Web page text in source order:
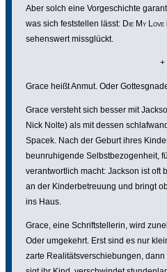
Aber solch eine Vorge­schichte
was sich fest­stellen lässt: Die My Love
sehens­wert miss­glückt.
+
Grace heißt Anmut. Oder
Grace versteht sich besser mit
Nick Nolte) als mit dessen
Spacek. Nach der Geburt ihres
beun­ru­hi­gende Selbst­be­zo­gen­heit,
verant­wort­lich macht: Jackson ist oft
an der Kinder­be­treuung und bringt
ins Haus.
Grace, eine Schrift­stel­lerin, wird
Oder umgekehrt. Erst sind es nur
zarte Reali­täts­ver­schie­bungen,